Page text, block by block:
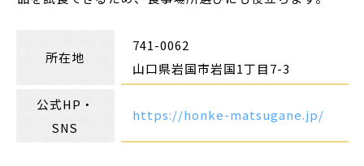
所在地
741-0062
山口県岩国市岩国1丁目7-3
公式HP・
SNS
https://honke-matsugane.jp/